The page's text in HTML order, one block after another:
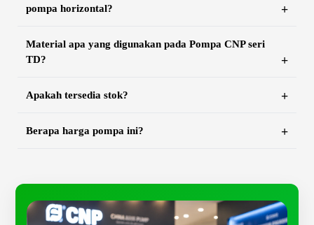
pompa horizontal?
Material apa yang digunakan pada Pompa CNP seri
TD?
Apakah tersedia stok?
Berapa harga pompa ini?